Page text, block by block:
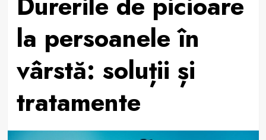
la persoanele în
vârstă: soluții și
tratamente